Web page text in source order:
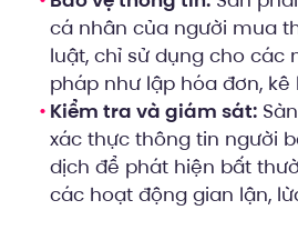
cá nhân của người mua
luật, chỉ sử dụng cho các
pháp như lập hóa đơn, kê
Kiểm tra và giám sát:
xác thực thông tin người
dịch để phát hiện bất
các hoạt động gian lận,